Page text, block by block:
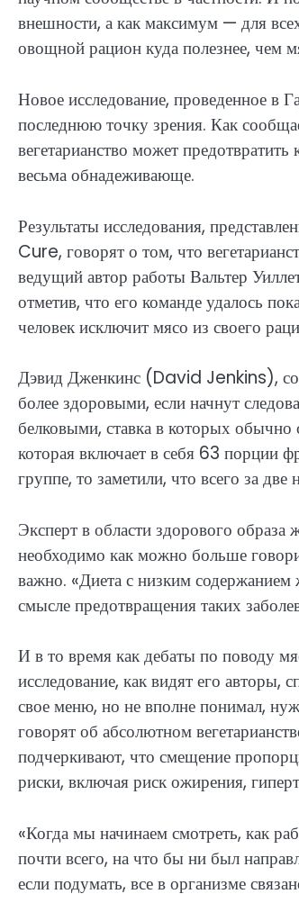
внешности, а как максимум — для
овощной рацион куда полезнее, чем
Новое исследование, проведенное
последнюю точку зрения. Как
вегетарианство может
весьма обнадеживающе.
Результаты исследования,
Cure, говорят о том, что
ведущий автор работы Вальтер
отметив, что его команде удалось
человек исключит мясо из своего
Дэвид Дженкинс (David Jenkins),
более здоровыми, если начнут
белковыми, ставка в которых обычно
которая включает в себя 63 порции
группе, то заметили, что всего за
Эксперт в области здорового
необходимо как можно больше
важно. «Диета с низким
смысле предотвращения таких
И в то время как дебаты по поводу
исследование, как видят его
свое меню, но не вполне понимал,
говорят об абсолютном
подчеркивают, что смещение
риски, включая риск ожирения,
«Когда мы начинаем смотреть, как
почти всего, на что бы ни был
если подумать, все в организме